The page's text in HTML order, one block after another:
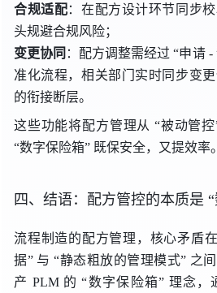
合规适配：在配方设计环节同步
头规避合规风险；
变更协同 ：配方调整需经过 “申请 -
准化流程，相关部门实时同步变
的衔接断层。
这些功能将配方管理从 “被动管控
“数字保险箱” 既保安全，又提效率
四、结语：配方管控的本质是 “
流程制造的配方管理，核心矛盾
据” 与 “静态粗放的管理模式” 之间
产 PLM 的 “数字保险箱” 理念，